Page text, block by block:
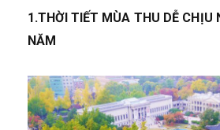
1.THỜI TIẾT MÙA THU DỄ CHỊU
NĂM